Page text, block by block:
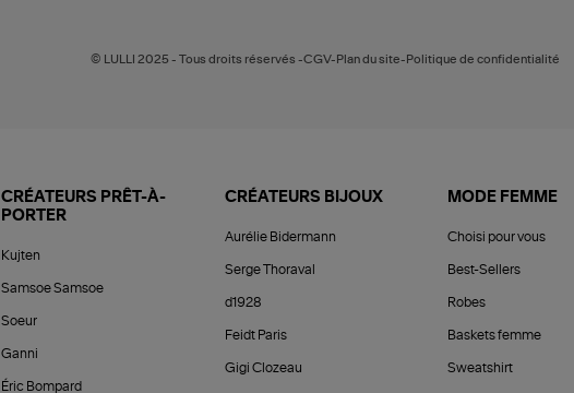
© LULLI 2025 - Tous droits réservés -CGV-Plan du site-Politique de confidentialité
CRÉATEURS PRÊT-À-
PORTER
Kujten
Samsoe Samsoe
Soeur
Ganni
Éric Bompard
CRÉATEURS BIJOUX
Aurélie Bidermann
Serge Thoraval
d1928
Feidt Paris
Gigi Clozeau
MODE FEMME
Choisi pour vous
Best-Sellers
Robes
Baskets femme
Sweatshirt